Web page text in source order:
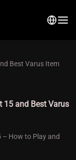
Best Varus Item
15 and Best Varus
– How to Play and